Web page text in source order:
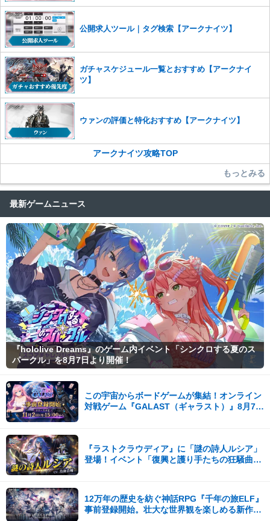
公開求人ツール｜タグ検索【アークナイツ】
ガチャスケジュール一覧とおすすめ【アークナイ
ツ】
ウァンの評価と特化おすすめ【アークナイツ】
アークナイツ攻略TOP
もっとみる
最新ゲームニュース
『hololive Dreams』のゲーム内イベント「シンクロする夏のス
パークル」を8月7日より開催！
この宇宙からボードゲームが集結！オンライン
対戦ゲーム『GALAST（ギャラスト）』8月7日
『ラストクラウディア』に「謎の詩人ルシア」
登場！イベント「復興と護り手たちの狂騒曲」
12万年の歴史を紡ぐ神話RPG『千年の旅ELF』
事前登録開始。壮大な世界観を楽しめる新作ス